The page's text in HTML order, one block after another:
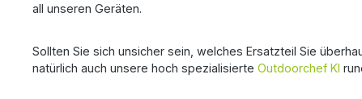
all unseren Geräten.
Sollten Sie sich unsicher sein, welches Ersatzteil Sie
natürlich auch unsere hoch spezialisierte Outdoorchef KI